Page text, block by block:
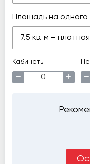
Площадь на одного
7.5 кв. м – плотная
Кабинеты
− + −